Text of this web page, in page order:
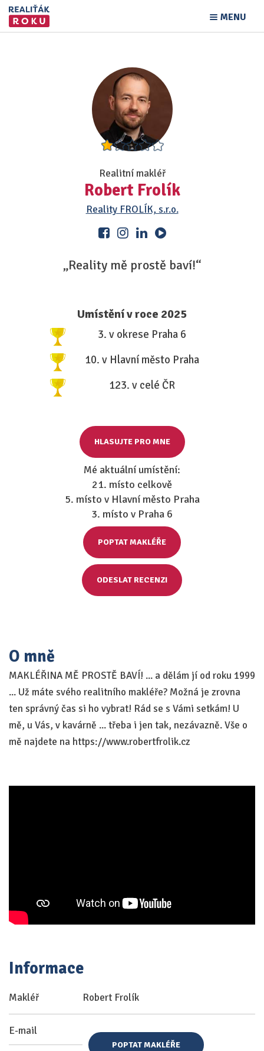
MENU
Realitní makléř
Robert Frolík
Reality FROLÍK, s.r.o.
„Reality mě prostě baví!“
Umístění v roce 2025
3. v okrese Praha 6
10. v Hlavní město Praha
123. v celé ČR
HLASUJTE PRO MNE
Mé aktuální umístění:
21. místo celkově
5. místo v Hlavní město Praha
3. místo v Praha 6
POPTAT MAKLÉŘE
ODESLAT RECENZI
O mně
MAKLÉŘINA MĚ PROSTĚ BAVÍ! ... a dělám jí od roku 1999
... Už máte svého realitního makléře? Možná je zrovna
ten správný čas si ho vybrat! Rád se s Vámi setkám! U
mě, u Vás, v kavárně ... třeba i jen tak, nezávazně. Vše o
mě najdete na https://www.robertfrolik.cz
Informace
Makléř Robert Frolík
E-mail
POPTAT MAKLÉŘE